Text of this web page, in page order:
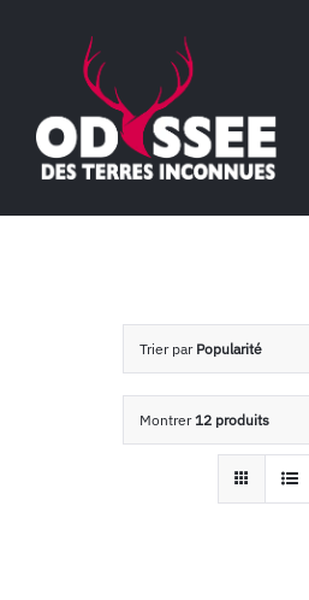
contenu
L’association
Voyages conférences
Trier par Popularité
Montrer12 produits